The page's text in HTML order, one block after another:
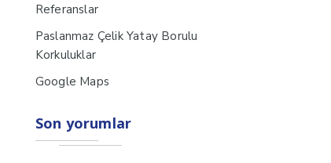
Referanslar
Paslanmaz Çelik Yatay Borulu
Korkuluklar
Google Maps
Son yorumlar